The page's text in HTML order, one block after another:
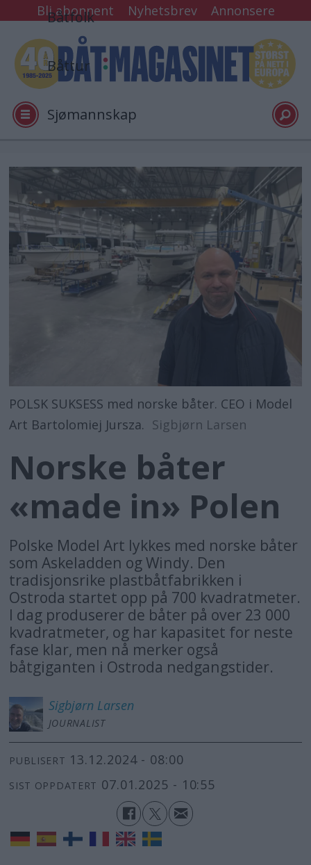
Bli abonnent Nyhetsbrev Annonsere
Båtfolk
Båttur
Sjømannskap
Tester
Arkiv
Video
Logg inn
POLSK SUKSESS med norske båter. CEO i Model
Art Bartolomiej Jursza. Sigbjørn Larsen
Norske båter
«made in» Polen
Polske Model Art lykkes med norske båter
som Askeladden og Windy. Den
tradisjonsrike plastbåtfabrikken i
Ostroda startet opp på 700 kvadratmeter.
I dag produserer de båter på over 23 000
kvadratmeter, og har kapasitet for neste
fase klar, men nå merker også
båtgiganten i Ostroda nedgangstider.
Sigbjørn Larsen
JOURNALIST
PUBLISERT 13.12.2024 - 08:00
SIST OPPDATERT 07.01.2025 - 10:55